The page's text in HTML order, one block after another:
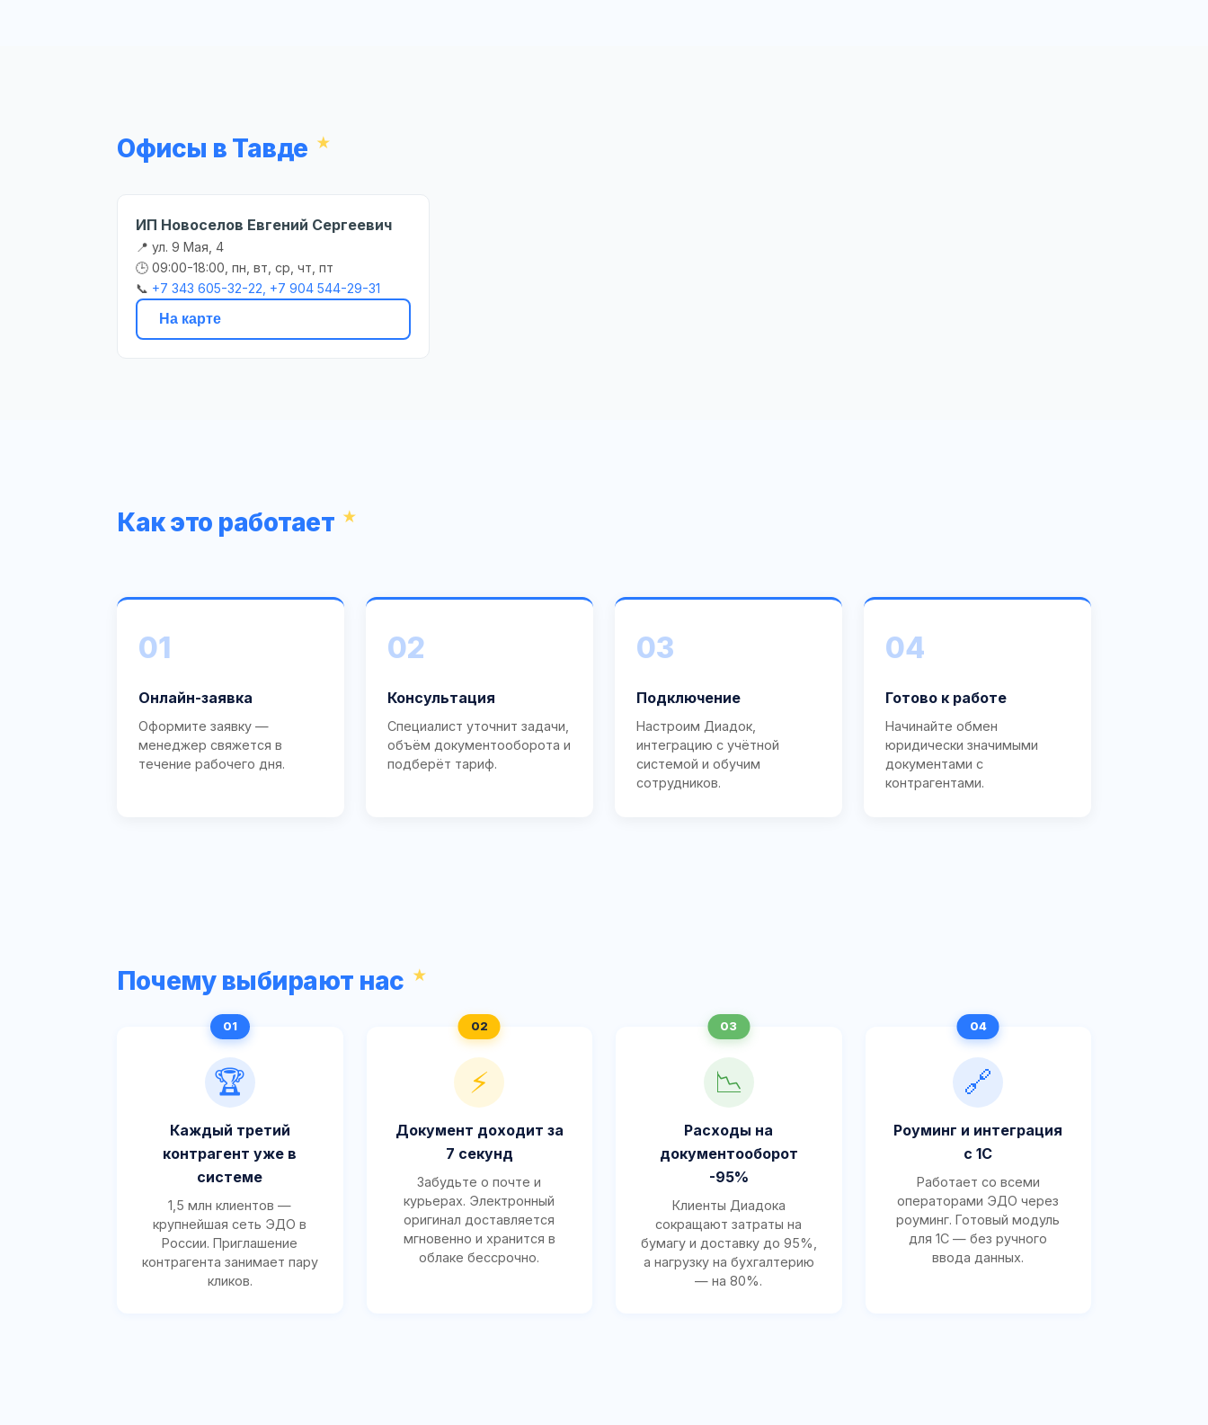
Офисы в Тавде
ИП Новоселов Евгений Сергеевич
📍 ул. 9 Мая, 4
🕒 09:00-18:00, пн, вт, ср, чт, пт
📞 +7 343 605-32-22, +7 904 544-29-31
На карте
Как это работает
01
Онлайн-заявка
Оформите заявку —
менеджер свяжется в
течение рабочего дня.
02
Консультация
Специалист уточнит задачи,
объём документооборота и
подберёт тариф.
03
Подключение
Настроим Диадок,
интеграцию с учётной
системой и обучим
сотрудников.
04
Готово к работе
Начинайте обмен
юридически значимыми
документами с
контрагентами.
Почему выбирают нас
🏆
Каждый третий
контрагент уже в
системе
1,5 млн клиентов —
крупнейшая сеть ЭДО в
России. Приглашение
контрагента занимает пару
кликов.
⚡
Документ доходит за
7 секунд
Забудьте о почте и
курьерах. Электронный
оригинал доставляется
мгновенно и хранится в
облаке бессрочно.
📉
Расходы на
документооборот
-95%
Клиенты Диадока
сокращают затраты на
бумагу и доставку до 95%,
а нагрузку на бухгалтерию
— на 80%.
🔗
Роуминг и интеграция
с 1С
Работает со всеми
операторами ЭДО через
роуминг. Готовый модуль
для 1С — без ручного
ввода данных.